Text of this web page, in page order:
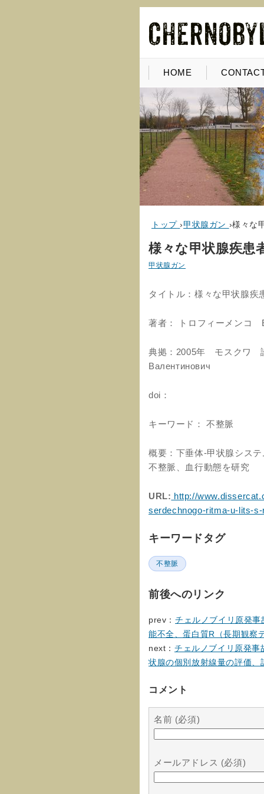
HOME
トップ ›甲状腺ガン ›様々な
様々な甲状腺疾
甲状腺ガン
タイトル：様々な甲状腺
著者： トロフィーメンコ
典拠：2005年 モスクワ
Валентинович
doi：
キーワード： 不整脈
概要：下垂体-甲状腺シス
不整脈、血行動態を研究
URL: http://
serdechnogo-ritma-u-lits-
キーワードタグ
不整脈
前後へのリンク
prev： チェルノブイリ原発
能不全、蛋白質R（長期観察
next： チェルノブイリ原発事
状腺の個別放射線量の評価、
コメント
名前 (必須)
メールアドレス (必須)